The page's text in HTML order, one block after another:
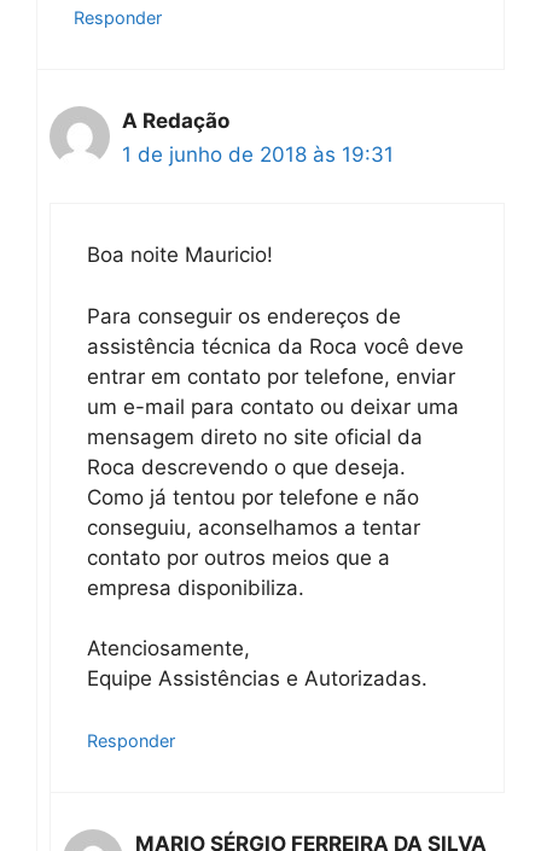
Responder
A Redação
1 de junho de 2018 às 19:31
Boa noite Mauricio!
Para conseguir os endereços de
assistência técnica da Roca você deve
entrar em contato por telefone, enviar
um e-mail para contato ou deixar uma
mensagem direto no site oficial da
Roca descrevendo o que deseja.
Como já tentou por telefone e não
conseguiu, aconselhamos a tentar
contato por outros meios que a
empresa disponibiliza.
Atenciosamente,
Equipe Assistências e Autorizadas.
Responder
MARIO SÉRGIO FERREIRA DA SILVA